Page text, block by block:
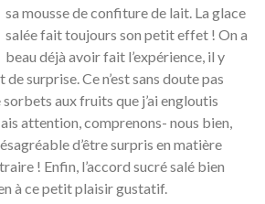
sa mousse de confiture de lait. La glace
salée fait toujours son petit effet ! On a
beau déjà avoir fait l’expérience, il y
surprise. Ce n’est sans doute pas
aux fruits que j’ai engloutis
attention, comprenons- nous bien,
d’être surpris en matière
! Enfin, l’accord sucré salé bien
à ce petit plaisir gustatif.